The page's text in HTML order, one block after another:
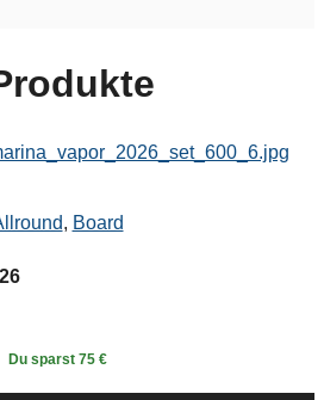
, Board
Du sparst 75 €